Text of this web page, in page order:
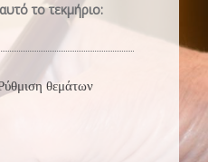
το τεκμήριο:
θεμάτων